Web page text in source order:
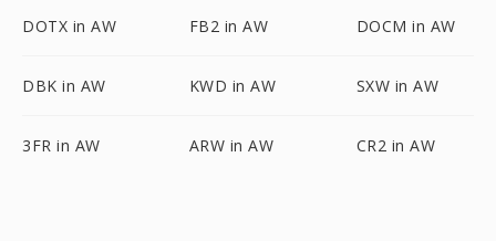
DOTX in AW FB2 in AW DOCM in AW
DBK in AW KWD in AW SXW in AW
3FR in AW ARW in AW CR2 in AW